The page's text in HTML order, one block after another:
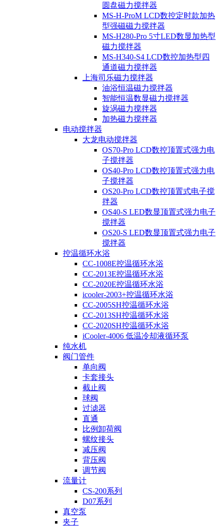
圆盘磁力搅拌器
MS-H-ProM LCD数控定时款加热
型强磁磁力搅拌器
MS-H280-Pro 5寸LED数显加热型
磁力搅拌器
MS-H340-S4 LCD数控加热型四
通道磁力搅拌器
上海司乐磁力搅拌器
油浴恒温磁力搅拌器
智能恒温数显磁力搅拌器
旋涡磁力搅拌器
加热磁力搅拌器
电动搅拌器
大龙电动搅拌器
OS70-Pro LCD数控顶置式强力电
子搅拌器
OS40-Pro LCD数控顶置式强力电
子搅拌器
OS20-Pro LCD数控顶置式电子搅
拌器
OS40-S LED数显顶置式强力电子
搅拌器
OS20-S LED数显顶置式强力电子
搅拌器
控温循环水浴
CC-1008E控温循环水浴
CC-2013E控温循环水浴
CC-2020E控温循环水浴
icooler-2003+控温循环水浴
CC-2005SH控温循环水浴
CC-2013SH控温循环水浴
CC-2020SH控温循环水浴
iCooler-4006 低温冷却液循环泵
纯水机
阀门管件
单向阀
卡套接头
截止阀
球阀
过滤器
直通
比例卸荷阀
螺纹接头
减压阀
背压阀
调节阀
流量计
CS-200系列
D07系列
真空泵
夹子